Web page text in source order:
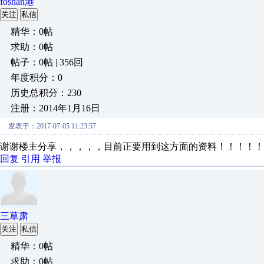
关注 私信
精华：0帖
求助：0帖
帖子：0帖 | 356回
年度积分：0
历史总积分：230
注册：2014年1月16日
发表于：2017-07-05 11:23:57
谢谢楼主分享，，，，，目前正要用到这方面的资料！！！！！
回复 引用 举报
三草肃
关注 私信
精华：0帖
求助：0帖